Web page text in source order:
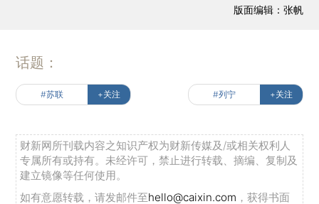
版面编辑：张帆
话题：
#苏联 +关注 #列宁 +关注
财新网所刊载内容之知识产权为财新传媒及/或相关权利人
专属所有或持有。未经许可，禁止进行转载、摘编、复制及
建立镜像等任何使用。
如有意愿转载，请发邮件至hello@caixin.com ，获得书面